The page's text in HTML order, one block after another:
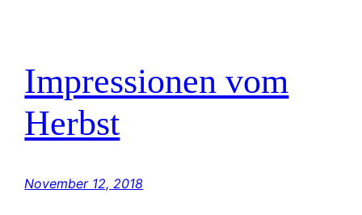
Impressionen vom
Herbst
November 12, 2018